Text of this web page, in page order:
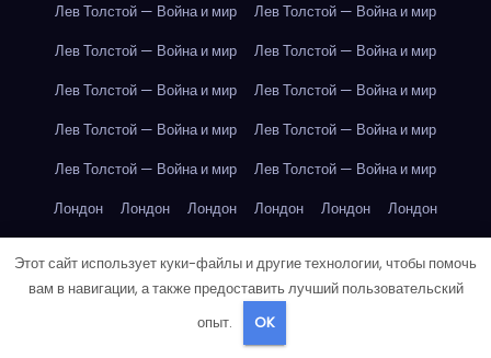
Лев Толстой — Война и мир
Лев Толстой — Война и мир
Лев Толстой — Война и мир
Лев Толстой — Война и мир
Лев Толстой — Война и мир
Лев Толстой — Война и мир
Лев Толстой — Война и мир
Лев Толстой — Война и мир
Лев Толстой — Война и мир
Лев Толстой — Война и мир
Лондон
Лондон Лондон Лондон Лондон
Лондон
Лондон
Лондон Лондон Лондон Лондон
Лондон
Лондон Лондон
Этот сайт использует куки-файлы и другие технологии, чтобы помочь
вам в навигации, а также предоставить лучший пользовательский
опыт.
OK